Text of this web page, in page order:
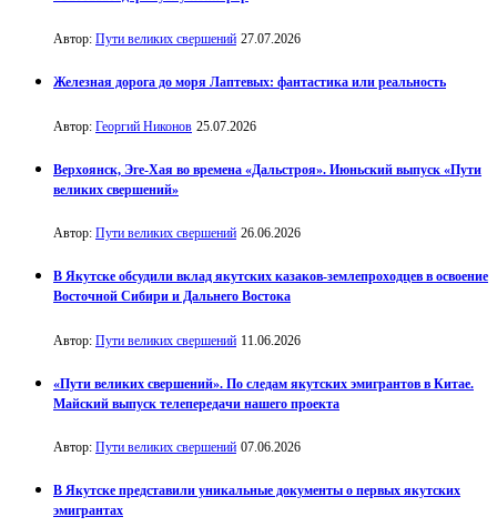
Автор: Пути великих свершений 27.07.2026
Железная дорога до моря Лаптевых: фантастика или реальность
Автор: Георгий Никонов 25.07.2026
Верхоянск, Эге-Хая во времена «Дальстроя». Июньский выпуск «Пути
великих свершений»
Автор: Пути великих свершений 26.06.2026
В Якутске обсудили вклад якутских казаков-землепроходцев в освоение
Восточной Сибири и Дальнего Востока
Автор: Пути великих свершений 11.06.2026
«Пути великих свершений». По следам якутских эмигрантов в Китае.
Майский выпуск телепередачи нашего проекта
Автор: Пути великих свершений 07.06.2026
В Якутске представили уникальные документы о первых якутских
эмигрантах